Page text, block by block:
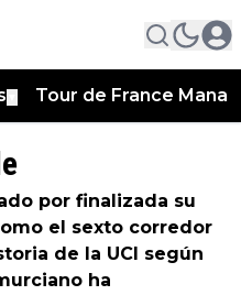
Tour de France
por finalizada su
el sexto corredor
de la UCI según
ha